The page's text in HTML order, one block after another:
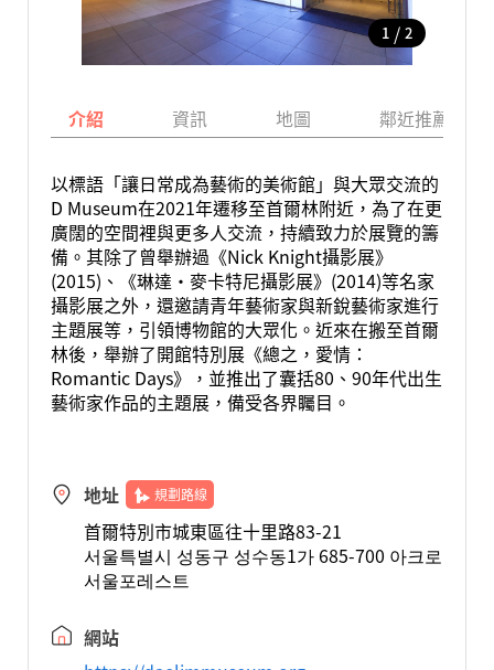
1 / 2
介紹 資訊 地圖 鄰近推薦景點
以標語「讓日常成為藝術的美術館」與大眾交流的
D Museum在2021年遷移至首爾林附近，為了在更
廣闊的空間裡與更多人交流，持續致力於展覽的籌
備。其除了曾舉辦過《Nick Knight攝影展》
(2015)、《琳達‧麥卡特尼攝影展》(2014)等名家
攝影展之外，還邀請青年藝術家與新銳藝術家進行
主題展等，引領博物館的大眾化。近來在搬至首爾
林後，舉辦了開館特別展《總之，愛情：
Romantic Days》，並推出了囊括80、90年代出生
藝術家作品的主題展，備受各界矚目。
地址 規劃路線
首爾特別市城東區往十里路83-21
서울특별시 성동구 성수동1가 685-700 아크로
서울포레스트
網站